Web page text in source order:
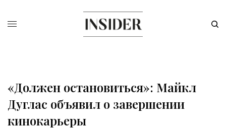
«Должен остановиться»: Майкл
Дуглас объявил о завершении
кинокарьеры